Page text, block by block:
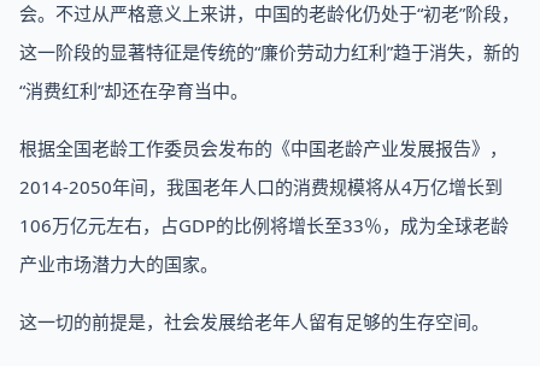
会。不过从严格意义上来讲，中国的老龄化仍处于“初老”阶段，
这一阶段的显著特征是传统的“廉价劳动力红利”趋于消失，新的
“消费红利”却还在孕育当中。
根据全国老龄工作委员会发布的《中国老龄产业发展报告》，
2014-2050年间，我国老年人口的消费规模将从4万亿增长到
106万亿元左右，占GDP的比例将增长至33％，成为全球老龄
产业市场潜力大的国家。
这一切的前提是，社会发展给老年人留有足够的生存空间。